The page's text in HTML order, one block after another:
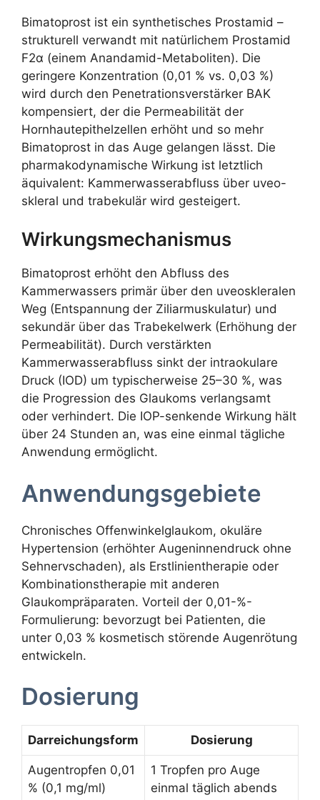
Bimatoprost ist ein synthetisches Prostamid –
strukturell verwandt mit natürlichem Prostamid
F2α (einem Anandamid-Metaboliten). Die
geringere Konzentration (0,01 % vs. 0,03 %)
wird durch den Penetrationsverstärker BAK
kompensiert, der die Permeabilität der
Hornhautepithelzellen erhöht und so mehr
Bimatoprost in das Auge gelangen lässt. Die
pharmakodynamische Wirkung ist letztlich
äquivalent: Kammerwasserabfluss über uveo-
skleral und trabekulär wird gesteigert.
Wirkungsmechanismus
Bimatoprost erhöht den Abfluss des
Kammerwassers primär über den uveoskleralen
Weg (Entspannung der Ziliarmuskulatur) und
sekundär über das Trabekelwerk (Erhöhung der
Permeabilität). Durch verstärkten
Kammerwasserabfluss sinkt der intraokulare
Druck (IOD) um typischerweise 25–30 %, was
die Progression des Glaukoms verlangsamt
oder verhindert. Die IOP-senkende Wirkung hält
über 24 Stunden an, was eine einmal tägliche
Anwendung ermöglicht.
Anwendungsgebiete
Chronisches Offenwinkelglaukom, okuläre
Hypertension (erhöhter Augeninnendruck ohne
Sehnervschaden), als Erstlinientherapie oder
Kombinationstherapie mit anderen
Glaukompräparaten. Vorteil der 0,01-%-
Formulierung: bevorzugt bei Patienten, die
unter 0,03 % kosmetisch störende Augenrötung
entwickeln.
Dosierung
Darreichungsform Dosierung
Augentropfen 0,01
% (0,1 mg/ml)
1 Tropfen pro Auge
einmal täglich abends